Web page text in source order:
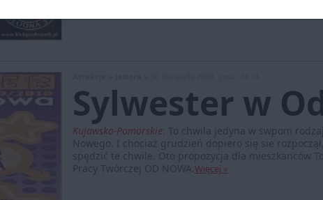
Sylwester w
Kujawsko-Pomorskie To chwila jedyna w swpom
Nowego. I chociaż grudzień dopiero się sie
spędzić te chwile. Oto propozycja dla mieszkanców
Pracy Twórczej OD NOWA. Więcej »